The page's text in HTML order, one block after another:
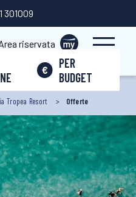
301009
PER
BUDGET
riservata
Tropea Resort Offerte